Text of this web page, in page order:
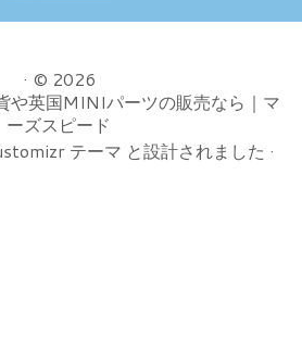
· © 2026
や英国MINIパーツの販売なら｜マ
ーズスピード
テーマ と設計されました ·